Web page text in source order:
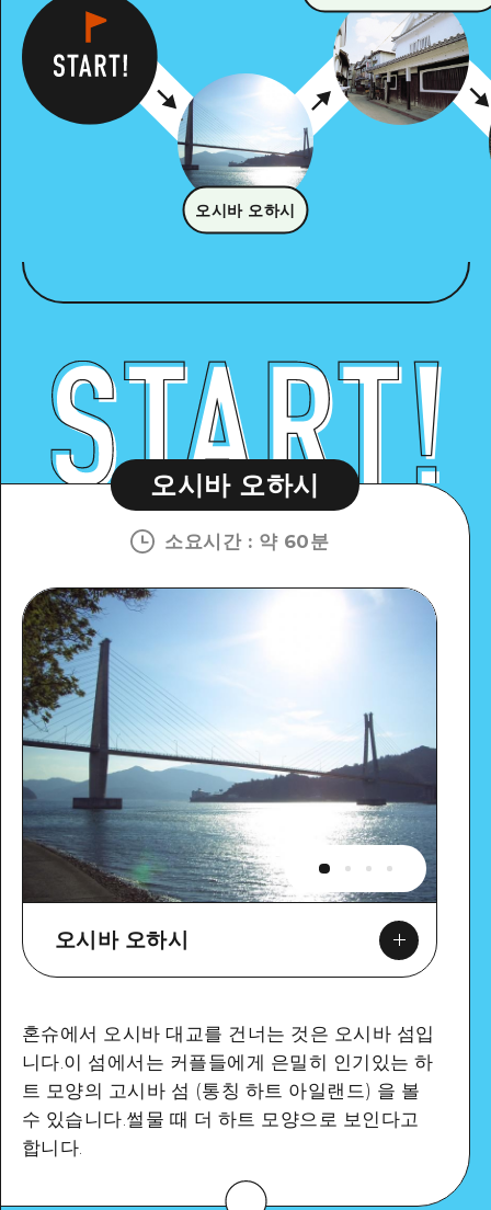
오시바 오하시
오시바 오하시
소요시간: 약 60분
오시바 오하시
Google Maps
혼슈에서 오시바 대교를 건너는 것은 오시바 섬입
니다.이 섬에서는 커플들에게 은밀히 인기있는 하
트 모양의 고시바 섬 (통칭 하트 아일랜드) 을 볼
수 있습니다.썰물 때 더 하트 모양으로 보인다고
합니다.